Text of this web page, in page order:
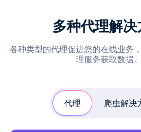
多种代理解决
各种类型的代理促进您的在线业务
理服务获取数据。
代理 爬虫解决